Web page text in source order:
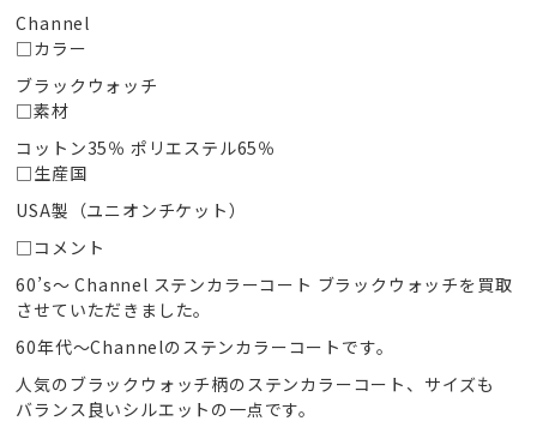
Channel
□カラー
ブラックウォッチ
□素材
コットン35％ ポリエステル65％
□生産国
USA製（ユニオンチケット）
□コメント
60’s〜 Channel ステンカラーコート ブラックウォッチを買取
させていただきました。
60年代〜Channelのステンカラーコートです。
人気のブラックウォッチ柄のステンカラーコート、サイズも
バランス良いシルエットの一点です。